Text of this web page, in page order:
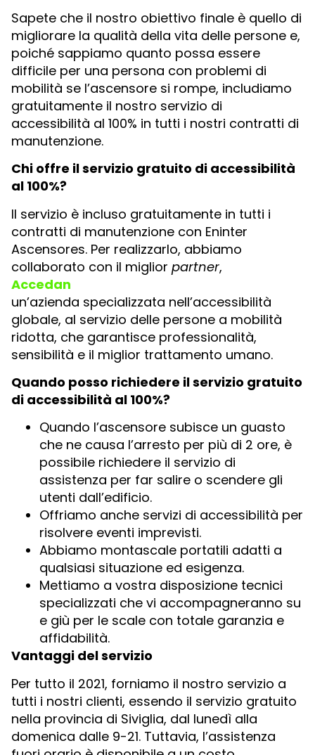
Sapete che il nostro obiettivo finale è quello di
migliorare la qualità della vita delle persone e,
poiché sappiamo quanto possa essere
difficile per una persona con problemi di
mobilità se l’ascensore si rompe, includiamo
gratuitamente il nostro servizio di
accessibilità al 100% in tutti i nostri contratti di
manutenzione.
Chi offre il servizio gratuito di accessibilità
al 100%?
Il servizio è incluso gratuitamente in tutti i
contratti di manutenzione con Eninter
Ascensores. Per realizzarlo, abbiamo
collaborato con il miglior partner,
Accedan
un’azienda specializzata nell’accessibilità
globale, al servizio delle persone a mobilità
ridotta, che garantisce professionalità,
sensibilità e il miglior trattamento umano.
Quando posso richiedere il servizio gratuito
di accessibilità al 100%?
Quando l’ascensore subisce un guasto
che ne causa l’arresto per più di 2 ore, è
possibile richiedere il servizio di
assistenza per far salire o scendere gli
utenti dall’edificio.
Offriamo anche servizi di accessibilità per
risolvere eventi imprevisti.
Abbiamo montascale portatili adatti a
qualsiasi situazione ed esigenza.
Mettiamo a vostra disposizione tecnici
specializzati che vi accompagneranno su
e giù per le scale con totale garanzia e
affidabilità.
Vantaggi del servizio
Per tutto il 2021, forniamo il nostro servizio a
tutti i nostri clienti, essendo il servizio gratuito
nella provincia di Siviglia, dal lunedì alla
domenica dalle 9-21. Tuttavia, l’assistenza